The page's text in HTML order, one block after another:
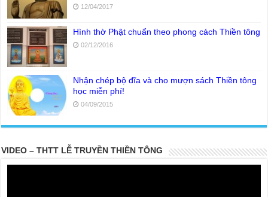
12/04/2017
Hình thờ Phật chuẩn theo phong cách Thiền tông
02/12/2016
Nhận chép bộ đĩa và cho mượn sách Thiền tông
học miễn phí!
04/09/2015
VIDEO – THTT LỄ TRUYỀN THIỀN TÔNG